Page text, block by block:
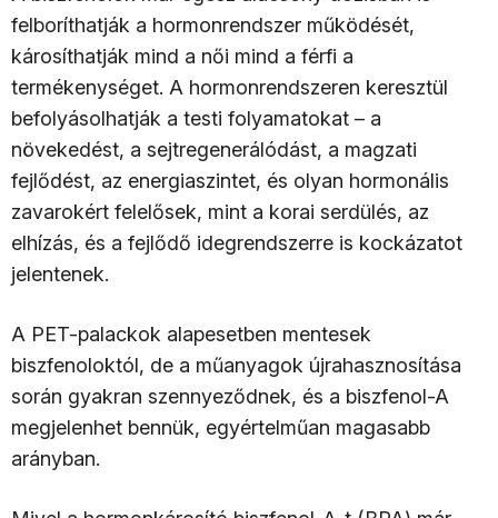
felboríthatják a hormonrendszer működését,
károsíthatják mind a női mind a férfi a
termékenységet. A hormonrendszeren keresztül
befolyásolhatják a testi folyamatokat – a
növekedést, a sejtregenerálódást, a magzati
fejlődést, az energiaszintet, és olyan hormonális
zavarokért felelősek, mint a korai serdülés, az
elhízás, és a fejlődő idegrendszerre is kockázatot
jelentenek.
A PET-palackok alapesetben mentesek
biszfenoloktól, de a műanyagok újrahasznosítása
során gyakran szennyeződnek, és a biszfenol-A
megjelenhet bennük, egyértelműan magasabb
arányban.